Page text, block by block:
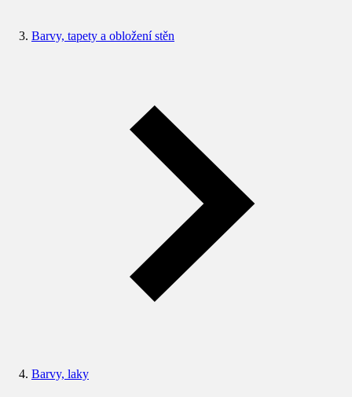
Barvy, tapety a obložení stěn
Barvy, laky